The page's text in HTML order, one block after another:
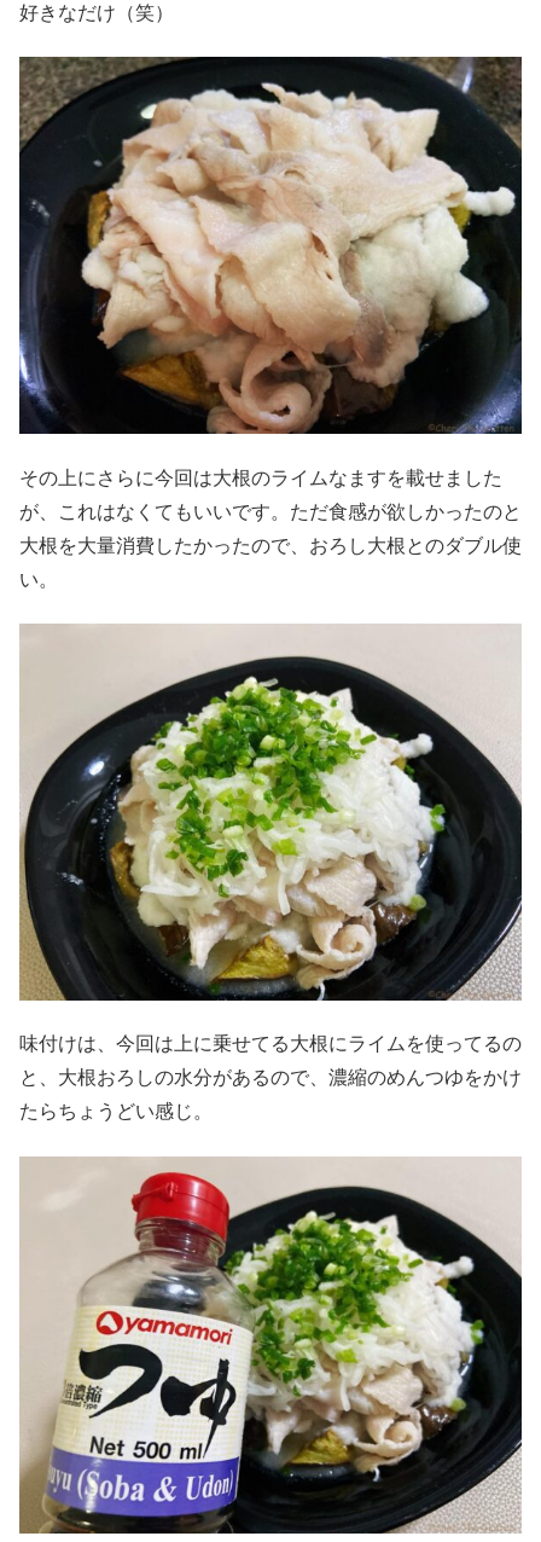
好きなだけ（笑）
その上にさらに今回は大根のライムなますを載せました
が、これはなくてもいいです。ただ食感が欲しかったのと
大根を大量消費したかったので、おろし大根とのダブル使
い。
味付けは、今回は上に乗せてる大根にライムを使ってるの
と、大根おろしの水分があるので、濃縮のめんつゆをかけ
たらちょうどい感じ。